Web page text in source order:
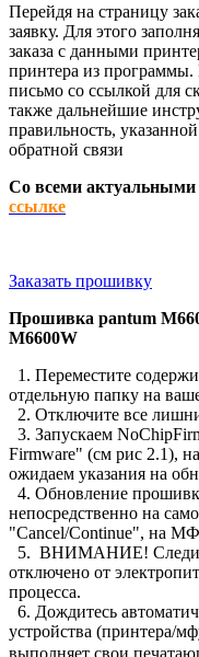
Перейдя на страницу
заявку. Для этого
заказа с данными
принтера из
письмо со ссылкой для
также дальнейшие
правильность,
обратной связи
Со всеми
ссылке
Заказать прошивку
Прошивка pantum
M6600W
1. Переместите
отдельную папку на
2. Отключите все
3. Запускаем
Firmware" (см рис 2.1),
ожидаем указания на
4. Обновление
непосредственно на
"Cancel/Continue", на
5. ВНИМАНИЕ!
отключено от
процесса.
6. Дождитесь
устройства (принтера/
выполняет свои